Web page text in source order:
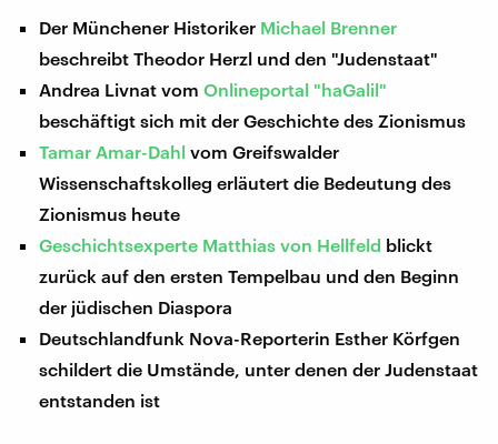
Der Münchener Historiker Michael Brenner
beschreibt Theodor Herzl und den "Judenstaat"
Andrea Livnat vomOnlineportal "haGalil"
beschäftigt sich mit der Geschichte des Zionismus
Tamar Amar-Dahl vom Greifswalder
Wissenschaftskolleg erläutert die Bedeutung des
Zionismus heute
Geschichtsexperte Matthias von Hellfeld blickt
zurück auf den ersten Tempelbau und den Beginn
der jüdischen Diaspora
Deutschlandfunk Nova-Reporterin Esther Körfgen
schildert die Umstände, unter denen der Judenstaat
entstanden ist